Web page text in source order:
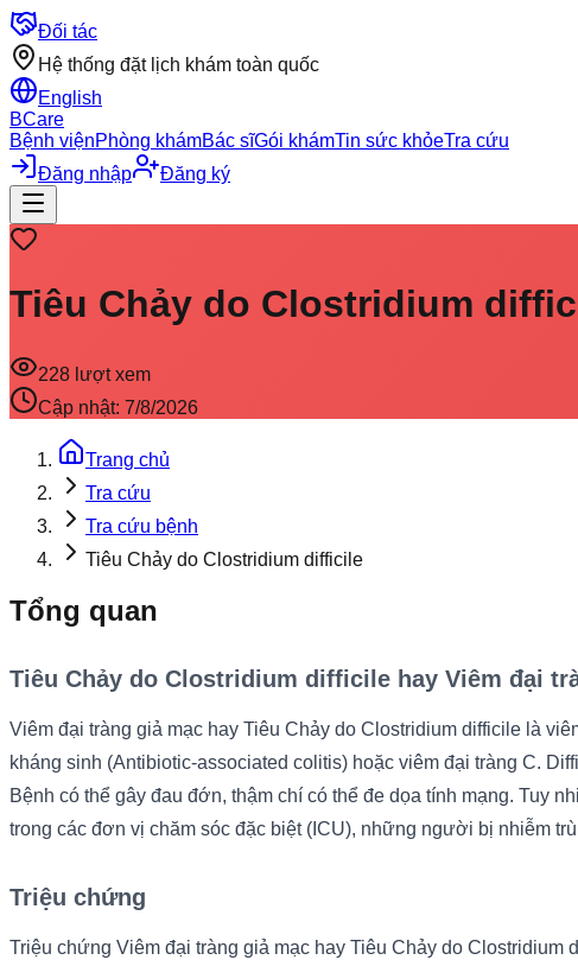
Đối tác
Hệ thống đặt lịch khám toàn quốc
English
BCare
Bệnh việnPhòng khámBác sĩGói khámTin sức khỏeTra cứu
Đăng nhập
Đăng ký
Tiêu Chảy do Clostridium
228 lượt xem
Cập nhật: 7/8/2026
Trang chủ
Tra cứu
Tra cứu bệnh
Tiêu Chảy do Clostridium difficile
Tổng quan
Tiêu Chảy do Clostridium difficile hay Viêm đại
Viêm đại tràng giả mạc hay Tiêu Chảy do Clostridium difficile là
kháng sinh (Antibiotic-associated colitis) hoặc viêm đại tràng C.
Bệnh có thể gây đau đớn, thậm chí có thể đe dọa tính mạng. Tuy
trong các đơn vị chăm sóc đặc biệt (ICU), những người bị nhiễm
Triệu chứng
Triệu chứng Viêm đại tràng giả mạc hay Tiêu Chảy do Clostridium